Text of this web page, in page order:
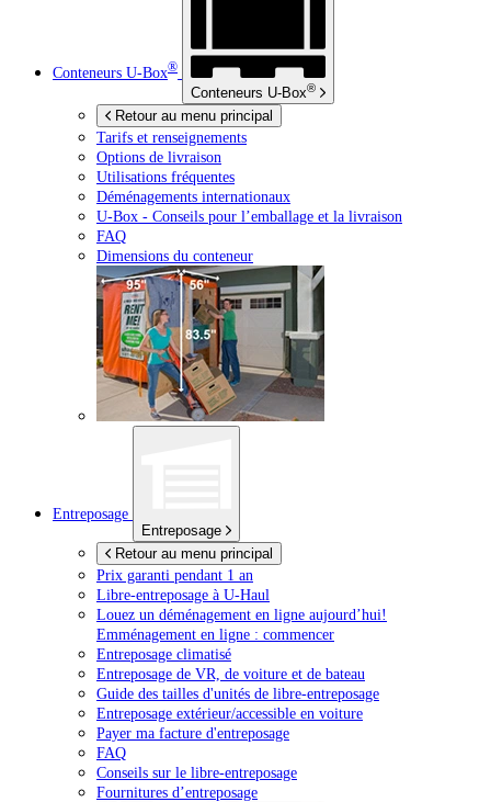
Conteneurs U-Box®
Conteneurs U-Box®
Retour au menu principal
Tarifs et renseignements
Options de livraison
Utilisations fréquentes
Déménagements internationaux
U-Box - Conseils pour l’emballage et la livraison
FAQ
Dimensions du conteneur
Entreposage
Entreposage
Retour au menu principal
Prix garanti pendant 1 an
Libre-entreposage à U-Haul
Louez un déménagement en ligne aujourd’hui!
Emménagement en ligne : commencer
Entreposage climatisé
Entreposage de VR, de voiture et de bateau
Guide des tailles d'unités de libre-entreposage
Entreposage extérieur/accessible en voiture
Payer ma facture d'entreposage
FAQ
Conseils sur le libre-entreposage
Fournitures d’entreposage